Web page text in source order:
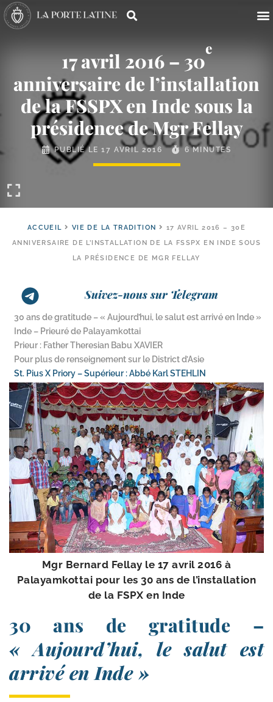
17 avril 2016 – 30
e
anniversaire de l’installation
de la FSSPX en Inde sous la
présidence de Mgr Fellay
PUBLIÉ LE17 AVRIL 2016 6 MINUTES
ACCUEIL VIE DE LA TRADITION
17 AVRIL 2016 – 30E
ANNIVERSAIRE DE L’INSTALLATION DE LA FSSPX EN INDE SOUS
LA PRÉSIDENCE DE MGR FELLAY
Suivez-nous sur Telegram
30 ans de gratitude – « Aujourd’hui, le salut est arrivé en Inde »
Inde – Prieuré de Palayamkottai
Prieur : Father Theresian Babu XAVIER
Pour plus de renseignement sur le District d’Asie
St. Pius X Priory – Supérieur : Abbé Karl STEHLIN
Mgr Bernard Fellay le 17 avril 2016 à
Palayamkottai pour les 30 ans de l’ins­tal­la­tion
de la FSPX en Inde
30 ans de gratitude –
« Aujourd’hui, le salut est
arrivé en Inde »